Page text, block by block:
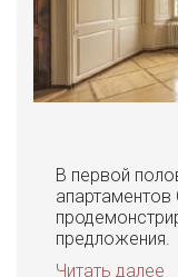
В первой
апартаментов
предложения.
Читать далее